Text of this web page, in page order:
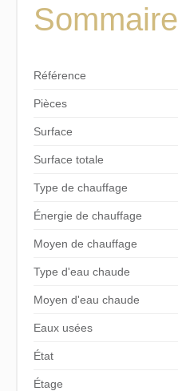
Sommaire
Référence
Pièces
Surface
Surface totale
Type de chauffage
Énergie de chauffage
Moyen de chauffage
Type d'eau chaude
Moyen d'eau chaude
Eaux usées
État
Étage